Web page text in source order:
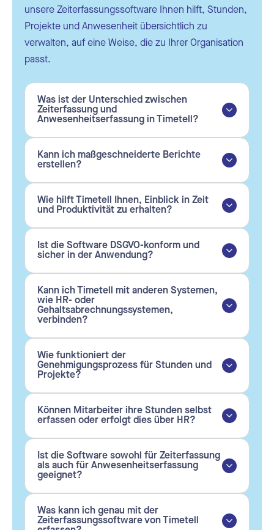
unsere Zeiterfassungssoftware Ihnen hilft, Stunden,
Projekte und Anwesenheit übersichtlich zu
verwalten, auf eine Weise, die zu Ihrer Organisation
passt.
Was ist der Unterschied zwischen
Zeiterfassung und
Anwesenheitserfassung in Timetell?
Kann ich maßgeschneiderte Berichte
erstellen?
Wie hilft Timetell Ihnen, Einblick in Zeit
und Produktivität zu erhalten?
Ist die Software DSGVO-konform und
sicher in der Anwendung?
Kann ich Timetell mit anderen Systemen,
wie HR- oder
Gehaltsabrechnungssystemen,
verbinden?
Wie funktioniert der
Genehmigungsprozess für Stunden und
Projekte?
Können Mitarbeiter ihre Stunden selbst
erfassen oder erfolgt dies über HR?
Ist die Software sowohl für Zeiterfassung
als auch für Anwesenheitserfassung
geeignet?
Was kann ich genau mit der
Zeiterfassungssoftware von Timetell